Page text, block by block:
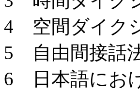
4 空間ダイク
5 自由間接話
6 日本語にお